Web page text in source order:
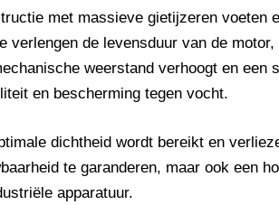
met massieve gietijzeren voeten
de levensduur van de
weerstand verhoogt en
en bescherming tegen vocht.
dichtheid wordt bereikt en
te garanderen, maar ook een
apparatuur.